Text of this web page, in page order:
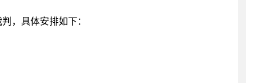
，具体安排如下：